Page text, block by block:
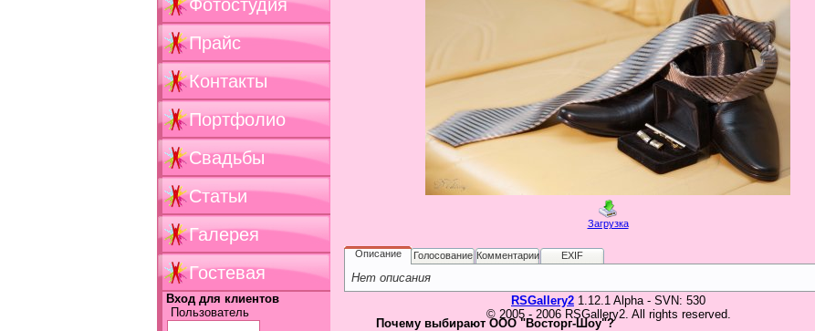
Фотостудия
Прайс
Контакты
Портфолио
Свадьбы
Статьи
Галерея
Гостевая
Вход для клиентов
Пользователь
Загрузка
Описание Голосование Комментарии EXIF
Нет описания
RSGallery2 1.12.1 Alpha - SVN: 530
© 2005 - 2006 RSGallery2. All rights reserved.
Почему выбирают ООО "Восторг-Шоу"?